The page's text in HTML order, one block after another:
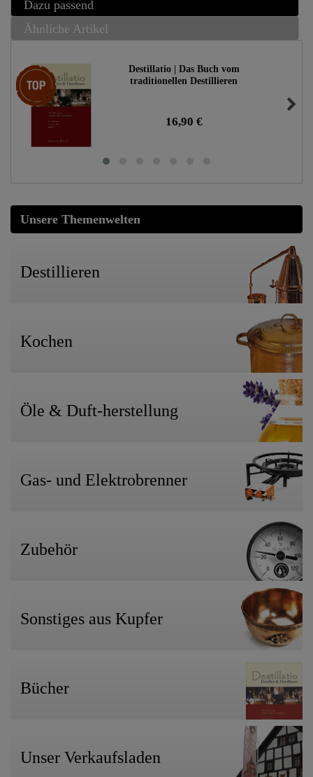
Dazu passend
Ähnliche Artikel
Top-Artikel
Destillatio | Das Buch vom
traditionellen Destillieren
16,90 €
Unsere Themenwelten
Destillieren
Kochen
Öle & Duft-herstellung
Gas- und Elektrobrenner
Zubehör
Sonstiges aus Kupfer
Bücher
Unser Verkaufsladen